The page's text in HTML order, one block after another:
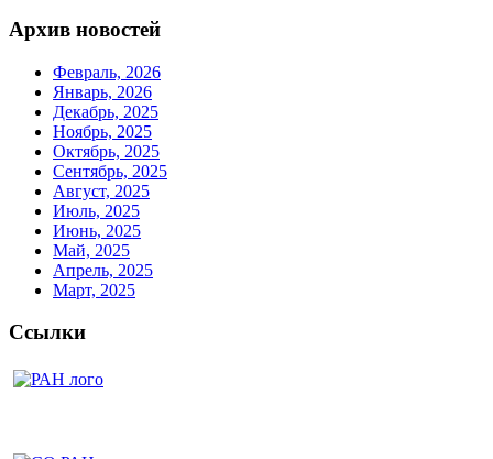
Архив новостей
Февраль, 2026
Январь, 2026
Декабрь, 2025
Ноябрь, 2025
Октябрь, 2025
Сентябрь, 2025
Август, 2025
Июль, 2025
Июнь, 2025
Май, 2025
Апрель, 2025
Март, 2025
Ссылки